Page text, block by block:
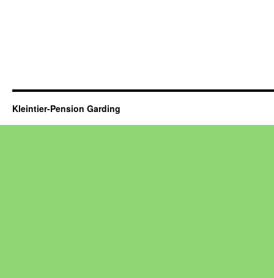
Kleintier-Pension Garding